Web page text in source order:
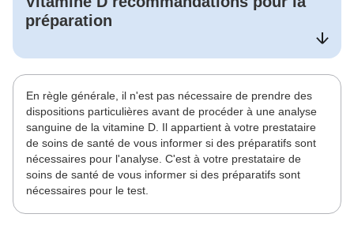
préparation
En règle générale, il n'est pas nécessaire de prendre des
dispositions particulières avant de procéder à une analyse
sanguine de la vitamine D. Il appartient à votre prestataire
de soins de santé de vous informer si des préparatifs sont
nécessaires pour l'analyse. C'est à votre prestataire de
soins de santé de vous informer si des préparatifs sont
nécessaires pour le test.